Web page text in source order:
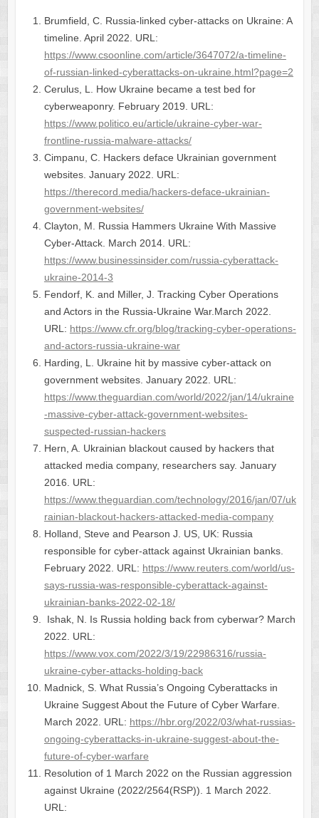
Brumfield, C. Russia-linked cyber-attacks on Ukraine: A
timeline. April 2022. URL:
https://www.csoonline.com/article/3647072/a-timeline-
of-russian-linked-cyberattacks-on-ukraine.html?page=2
Cerulus, L. How Ukraine became a test bed for
cyberweaponry. February 2019. URL:
https://www.politico.eu/article/ukraine-cyber-war-
frontline-russia-malware-attacks/
Cimpanu, C. Hackers deface Ukrainian government
websites. January 2022. URL:
https://therecord.media/hackers-deface-ukrainian-
government-websites/
Clayton, M. Russia Hammers Ukraine With Massive
Cyber-Attack. March 2014. URL:
https://www.businessinsider.com/russia-cyberattack-
ukraine-2014-3
Fendorf, K. and Miller, J. Tracking Cyber Operations
and Actors in the Russia-Ukraine War.March 2022.
URL: https://www.cfr.org/blog/tracking-cyber-operations-
and-actors-russia-ukraine-war
Harding, L. Ukraine hit by massive cyber-attack on
government websites. January 2022. URL:
https://www.theguardian.com/world/2022/jan/14/ukraine
-massive-cyber-attack-government-websites-
suspected-russian-hackers
Hern, A. Ukrainian blackout caused by hackers that
attacked media company, researchers say. January
2016. URL:
https://www.theguardian.com/technology/2016/jan/07/uk
rainian-blackout-hackers-attacked-media-company
Holland, Steve and Pearson J. US, UK: Russia
responsible for cyber-attack against Ukrainian banks.
February 2022. URL: https://www.reuters.com/world/us-
says-russia-was-responsible-cyberattack-against-
ukrainian-banks-2022-02-18/
Ishak, N. Is Russia holding back from cyberwar? March
2022. URL:
https://www.vox.com/2022/3/19/22986316/russia-
ukraine-cyber-attacks-holding-back
Madnick, S. What Russia’s Ongoing Cyberattacks in
Ukraine Suggest About the Future of Cyber Warfare.
March 2022. URL: https://hbr.org/2022/03/what-russias-
ongoing-cyberattacks-in-ukraine-suggest-about-the-
future-of-cyber-warfare
Resolution of 1 March 2022 on the Russian aggression
against Ukraine (2022/2564(RSP)). 1 March 2022.
URL: